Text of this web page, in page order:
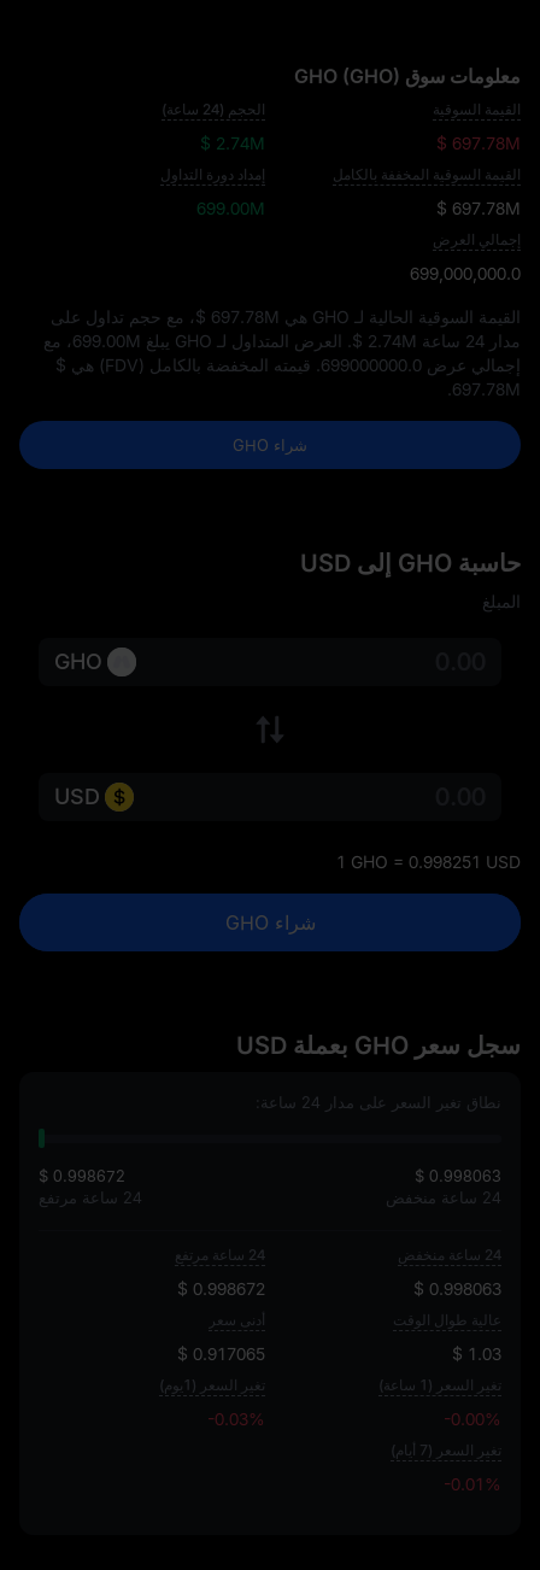
معلومات سوق GHO (GHO)
القيمة السوقية
$ 697.78M
الحجم (24 ساعة)
$ 2.74M
القيمة السوقية المخففة بالكامل
$ 697.78M
إمداد دورة التداول
699.00M
إجمالي العرض
699,000,000.0
القيمة السوقية الحالية لـ GHO هي $ 697.78M، مع حجم تداول على
مدار 24 ساعة
$ 2.74M . العرض المتداول لـ GHO يبلغ 699.00M، مع
إجمالي عرض 699000000.0 . قيمته المخفضة بالكامل (FDV) هي
$
697.78M
شراء GHO
حاسبة GHO إلى USD
المبلغ
GHO
USD
1 GHO = 0.998251 USD
شراء GHO
سجل سعر GHO بعملة USD
نطاق تغير السعر على مدار 24 ساعة:
$ 0.998063
24 ساعة منخفض
$ 0.998672
24 ساعة مرتفع
24 ساعة منخفض
$ 0.998063
24 ساعة مرتفع
$ 0.998672
عالية طوال الوقت
$ 1.03
أدنى سعر
$ 0.917065
تغير السعر (1 ساعة)
-0.00%
تغير السعر (1يوم)
-0.03%
تغير السعر (7 أيام)
-0.01%